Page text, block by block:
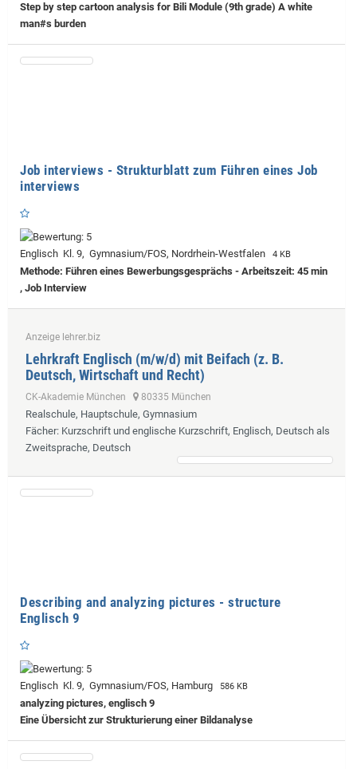
Step by step cartoon analysis for Bili Module (9th grade) A white
man#s burden
Job interviews - Strukturblatt zum Führen eines Job
interviews
Englisch Kl. 9, Gymnasium/FOS, Nordrhein-Westfalen 4 KB
Methode: Führen eines Bewerbungsgesprächs - Arbeitszeit: 45 min
, Job Interview
Anzeige lehrer.biz
Lehrkraft Englisch (m/w/d) mit Beifach (z. B.
Deutsch, Wirtschaft und Recht)
CK-Akademie München 80335 München
Realschule, Hauptschule, Gymnasium
Fächer: Kurzschrift und englische Kurzschrift, Englisch, Deutsch als
Zweitsprache, Deutsch
Describing and analyzing pictures - structure
Englisch 9
Englisch Kl. 9, Gymnasium/FOS, Hamburg 586 KB
analyzing pictures, englisch 9
Eine Übersicht zur Strukturierung einer Bildanalyse